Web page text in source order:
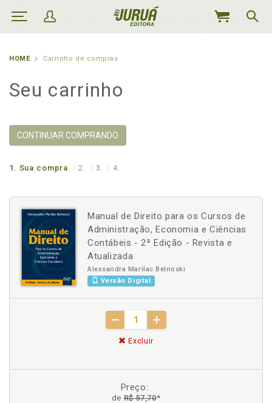
MEU
HOME Carrinho de compras
Seu carrinho
CONTINUAR COMPRANDO
1. Sua compra 2. 3. 4.
Manual de Direito para os Cursos de
Administração, Economia e Ciências
Contábeis - 2ª Edição - Revista e
Atualizada
Alexsandra Marilac Belnoski
Versão Digital
Excluir
Preço:
deR$ 57,70*